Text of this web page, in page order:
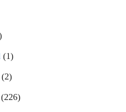
(1)
(2)
(226)